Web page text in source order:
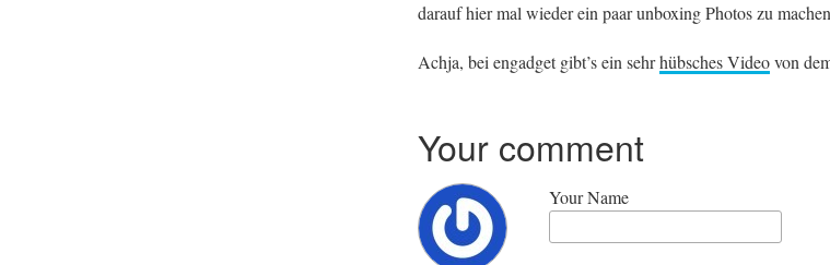
darauf hier mal wieder ein paar unbox­ing Pho­tos zu
Achja, bei engad­get gib­t’s ein sehrhüb­sches Videovon
Your comment
Your Name